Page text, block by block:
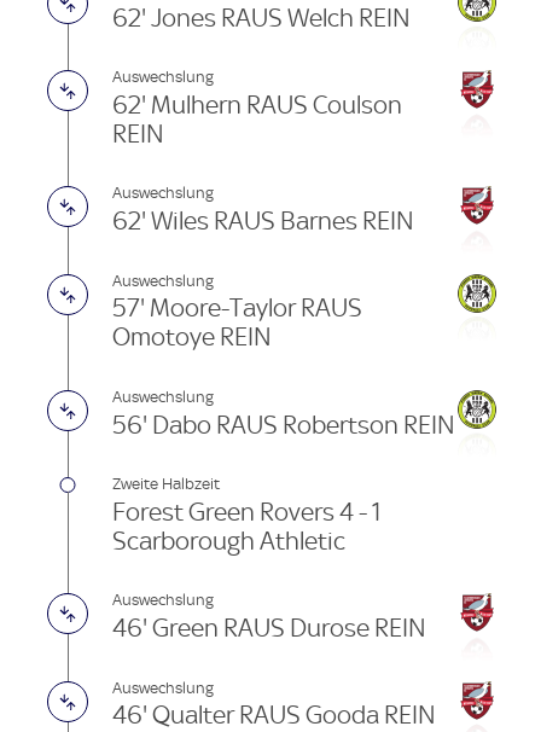
62' Jones RAUS Welch REIN
Auswechslung
62' Mulhern RAUS Coulson
REIN
Auswechslung
62' Wiles RAUS Barnes REIN
Auswechslung
57' Moore-Taylor RAUS
Omotoye REIN
Auswechslung
56' Dabo RAUS Robertson REIN
Zweite Halbzeit
Forest Green Rovers 4 - 1
Scarborough Athletic
Auswechslung
46' Green RAUS Durose REIN
Auswechslung
46' Qualter RAUS Gooda REIN